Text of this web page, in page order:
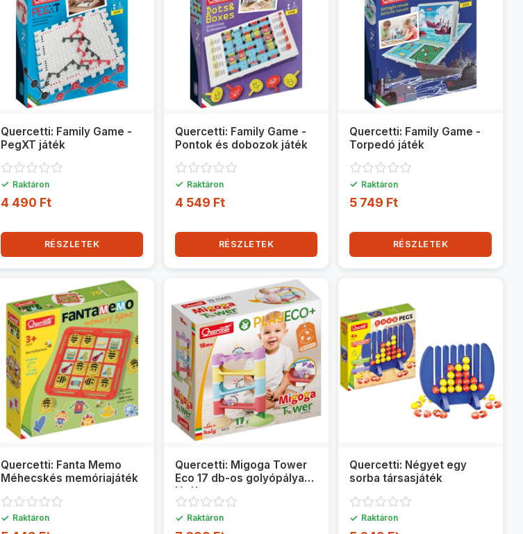
Quercetti: Family Game -
PegXT játék
✓ Raktáron
4 490 Ft
RÉSZLETEK
Quercetti: Family Game -
Pontok és dobozok játék
✓ Raktáron
4 549 Ft
RÉSZLETEK
Quercetti: Family Game -
Torpedó játék
✓ Raktáron
5 749 Ft
RÉSZLETEK
Quercetti: Fanta Memo
Méhecskés memóriajáték
✓ Raktáron
Quercetti: Migoga Tower
Eco 17 db-os golyópálya
játékszett
✓ Raktáron
Quercetti: Négyet egy
sorba társasjáték
✓ Raktáron